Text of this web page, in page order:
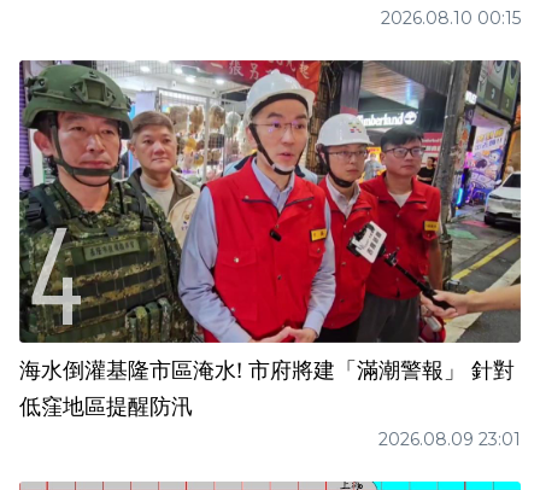
2026.08.10 00:15
海水倒灌基隆市區淹水! 市府將建「滿潮警報」 針對
低窪地區提醒防汛
2026.08.09 23:01